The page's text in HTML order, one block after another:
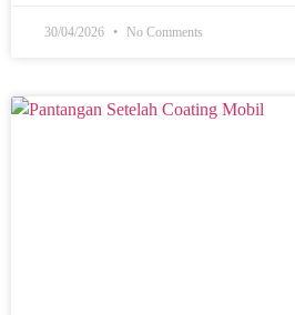
30/04/2026 No Comments